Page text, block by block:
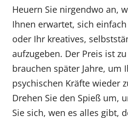
Heuern Sie nirgendwo an,
Ihnen erwartet, sich
oder Ihr kreatives,
aufzugeben. Der Preis ist
brauchen später Jahre, um
psychischen Kräfte wieder
Drehen Sie den Spieß um,
Sie sich, wen es alles gibt,